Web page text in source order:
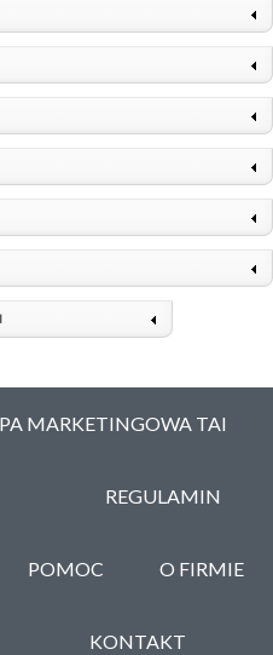
MARKETINGOWA TAI
REGULAMIN
POMOC O FIRMIE
KONTAKT